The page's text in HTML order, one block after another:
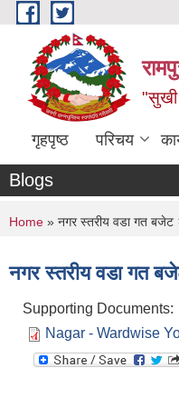
Skip to main content
"सुखी
गृहपृष्ठ परिचय
Blogs
You are here
Home » नगर स्तरीय वडा गत
नगर स्तरीय वडा गत
Supporting Documents:
Nagar - Wardwise